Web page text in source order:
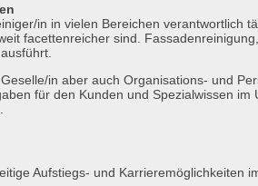
in in vielen Bereichen
facettenreicher sind.
in aber auch Organisations- und
für den Kunden und Spezialwissen
Aufstiegs- und